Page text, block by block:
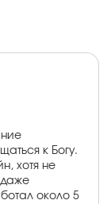
к Богу.
хотя не
даже
около 5